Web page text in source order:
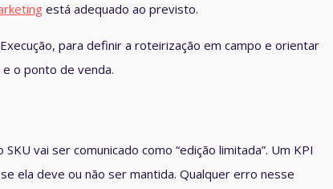
está adequado ao previsto.
, para definir a roteirização em campo e orientar
o ponto de venda.
vai ser comunicado como “edição limitada”. Um KPI
ela deve ou não ser mantida. Qualquer erro nesse